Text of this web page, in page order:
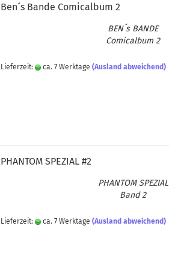
Ben´s Bande Co­mic­al­bum 2
BEN´s BANDE
Co­mic­al­bum 2
Lieferzeit: ca. 7 Werktage (Ausland abweichend)
PHAN­TOM SPE­ZI­AL #2
PHAN­TOM SPE­ZI­AL
Band 2
Lieferzeit: ca. 7 Werktage (Ausland abweichend)